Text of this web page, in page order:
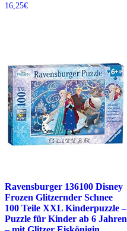
16,25€
Ravensburger 136100 Disney
Frozen Glitzernder Schnee
100 Teile XXL Kinderpuzzle –
Puzzle für Kinder ab 6 Jahren